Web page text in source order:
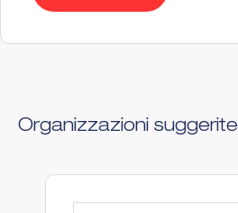
Organizzazioni suggerite